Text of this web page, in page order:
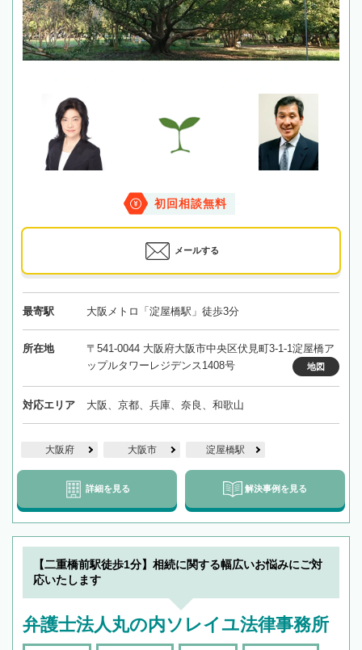
初回相談無料
メールする
最寄駅 大阪メトロ「淀屋橋駅」徒歩3分
所在地
〒541-0044 大阪府大阪市中央区伏見町3-1-1淀屋橋ア
ップルタワーレジデンス1408号
地図
対応エリア 大阪、京都、兵庫、奈良、和歌山
大阪府 大阪市 淀屋橋駅
詳細を見る 解決事例を見る
【二重橋前駅徒歩1分】相続に関する幅広いお悩みにご対
応いたします
弁護士法人丸の内ソレイユ法律事務所